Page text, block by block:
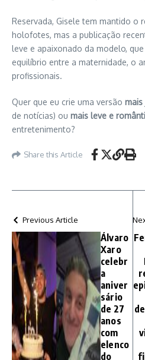
Reservada, Gisele tem mantido o
holofotes, mas a publicação
leve e apaixonado da modelo,
equilíbrio entre a maternidade, o
profissionais.
Quer que eu crie uma versão
de notícias) ou mais leve e
entretenimento?
Share this Article
Previous Article
Álvaro
Xaro
celebr
a
aniver
sário
de 27
anos
com
elenco
do